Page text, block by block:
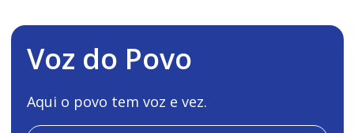
Voz do Povo
Aqui o povo tem voz e vez.